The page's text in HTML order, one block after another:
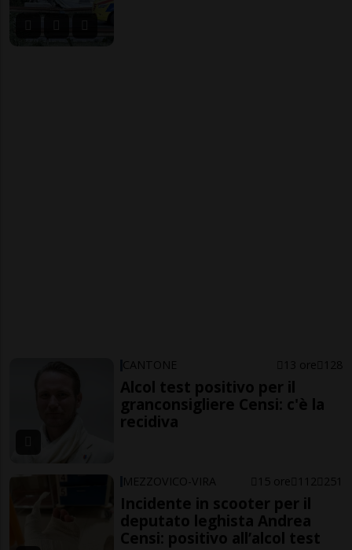
CANTONE 13 ore 128
Alcol test positivo per il
granconsigliere Censi: c'è la
recidiva
MEZZOVICO-VIRA 15 ore 112 251
Incidente in scooter per il
deputato leghista Andrea
Censi: positivo all’alcol test